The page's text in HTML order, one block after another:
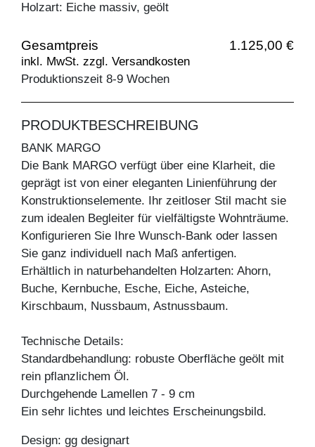
Holzart: Eiche massiv, geölt
Gesamtpreis 1.125,00 €
inkl. MwSt. zzgl. Versandkosten
Produktionszeit 8-9 Wochen
PRODUKTBESCHREIBUNG
BANK MARGO
Die Bank MARGO verfügt über eine Klarheit, die
geprägt ist von einer eleganten Linienführung der
Konstruktionselemente. Ihr zeitloser Stil macht sie
zum idealen Begleiter für vielfältigste Wohnträume.
Konfigurieren Sie Ihre Wunsch-Bank oder lassen
Sie ganz individuell nach Maß anfertigen.
Erhältlich in naturbehandelten Holzarten: Ahorn,
Buche, Kernbuche, Esche, Eiche, Asteiche,
Kirschbaum, Nussbaum, Astnussbaum.
Technische Details:
Standardbehandlung: robuste Oberfläche geölt mit
rein pflanzlichem Öl.
Durchgehende Lamellen 7 - 9 cm
Ein sehr lichtes und leichtes Erscheinungsbild.
Design: gg designart